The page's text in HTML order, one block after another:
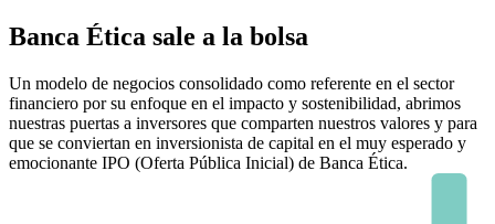
Banca Ética sale a la bolsa
Un modelo de negocios consolidado como referente en el sector
financiero por su enfoque en el impacto y sostenibilidad, abrimos
nuestras puertas a inversores que comparten nuestros valores y para
que se conviertan en inversionista de capital en el muy esperado y
emocionante IPO (Oferta Pública Inicial) de Banca Ética.